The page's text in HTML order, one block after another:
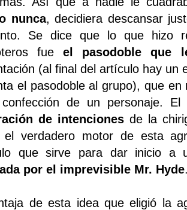
nunca, decidiera descansar
Se dice que lo que hizo
fueel pasodoble que
(al final del artículo hay un
el pasodoble al grupo), que
de un personaje. El
de intenciones de la
el verdadero motor de esta
que sirve para dar inicio a
por el imprevisible Mr. Hyde
de esta idea que eligió la